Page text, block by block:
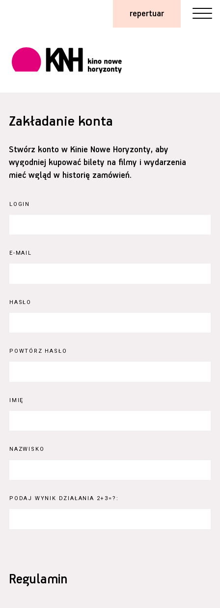
repertuar
Zakładanie konta
Stwórz konto w Kinie Nowe Horyzonty, aby
wygodniej kupować bilety na filmy i wydarzenia
mieć wgląd w historię zamówień.
LOGIN
E-MAIL
HASŁO
POWTÓRZ HASŁO
IMIĘ
NAZWISKO
PODAJ WYNIK DZIAŁANIA 2+3=?:
Regulamin